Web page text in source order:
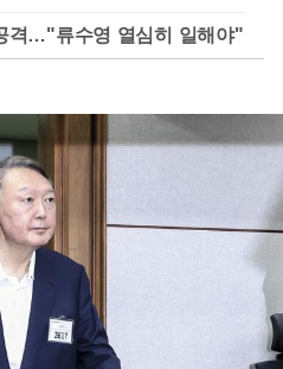
격…"류수영 열심히 일해야"